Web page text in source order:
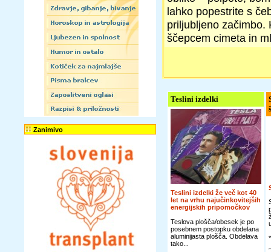
Zanimivo
lahko popestrite s
priljubljeno začimbo.
ščepcem cimeta in
Teslini izdelki
Teslini izdelki že več kot 40
let na vrhu najučinkovitejših
energijskih pripomočkov
Teslova plošča/obesek je po
posebnem postopku obdelana
aluminijasta plošča. Obdelava
tako...